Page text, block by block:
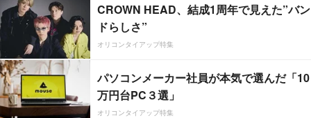
CROWN HEAD、結成1周年で見えた”バン
ドらしさ”
オリコンタイアップ特集
パソコンメーカー社員が本気で選んだ「10
万円台PC３選」
オリコンタイアップ特集